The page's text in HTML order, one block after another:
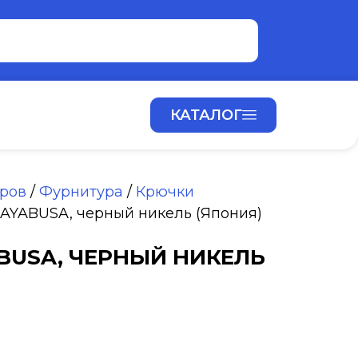
КАТАЛОГ
/ Фурнитура / Крючки
черный никель (Япония)
ЧЕРНЫЙ НИКЕЛЬ